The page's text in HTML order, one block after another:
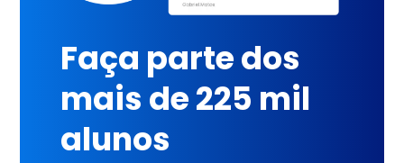
Faça parte dos
mais de 225 mil
alunos